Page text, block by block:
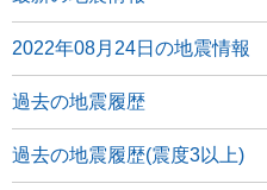
2022年08月24日の地震情報
過去の地震履歴
過去の地震履歴(震度3以上)